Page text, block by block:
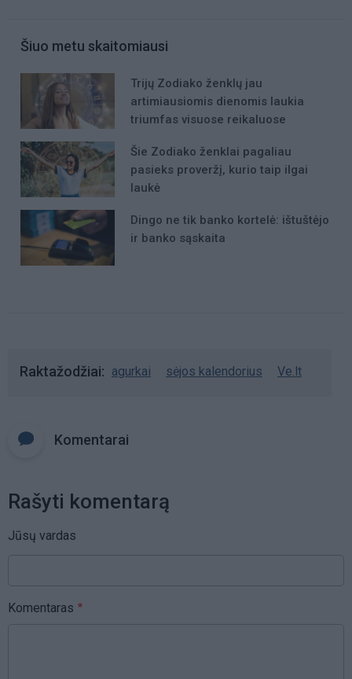
Šiuo metu skaitomiausi
Trijų Zodiako ženklų jau
artimiausiomis dienomis laukia
triumfas visuose reikaluose
Šie Zodiako ženklai pagaliau
pasieks proveržį, kurio taip ilgai
laukė
Dingo ne tik banko kortelė: ištuštėjo
ir banko sąskaita
Raktažodžiai agurkai sėjos kalendorius Ve.lt
Komentarai
Rašyti komentarą
Jūsų vardas
Komentaras